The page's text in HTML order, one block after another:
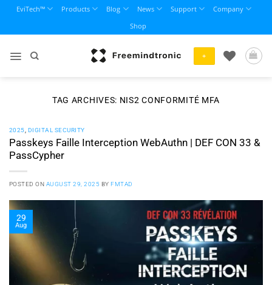
content
EviTech™ Products Blog News Support
Company
Shop
+
TAG ARCHIVES: NIS2 CONFORMITÉ MFA
2025 DIGITAL SECURITY
Passkeys Faille Interception WebAuthn | DEF CON 33 &
PassCypher
POSTED ON AUGUST 29, 2025 BYFMTAD
29
Aug